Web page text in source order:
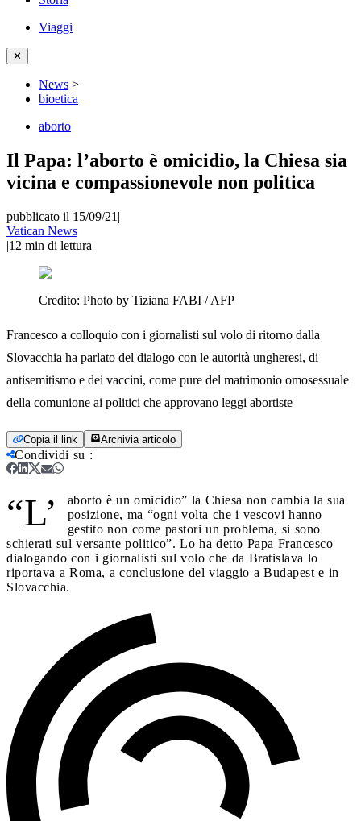
Viaggi
✕
News >
bioetica
aborto
Il Papa: l’aborto è omicidio, la Chiesa sia
vicina e compassionevole non politica
pubblicato il 15/09/21 |
Vatican News
|12 min di lettura
Credito: Photo by Tiziana FABI / AFP
Francesco a colloquio con i giornalisti sul volo di ritorno dalla
Slovacchia ha parlato del dialogo con le autorità ungheresi, di
antisemitismo e dei vaccini, come pure del matrimonio omosessuale
della comunione ai politici che approvano leggi abortiste
Copia il link Archivia articolo
Condividi su :
“L’
aborto è un omicidio” la Chiesa non cambia la sua
posizione, ma “ogni volta che i vescovi hanno
gestito non come pastori un problema, si sono
schierati sul versante politico”. Lo ha detto Papa Francesco
dialogando con i giornalisti sul volo che da Bratislava lo
riportava a Roma, a conclusione del viaggio a Budapest e in
Slovacchia.